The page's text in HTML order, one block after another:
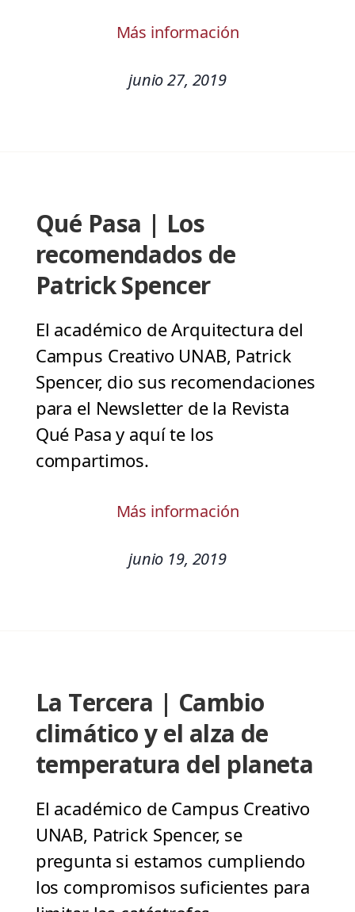
Más información
junio 27, 2019
Qué Pasa | Los
recomendados de
Patrick Spencer
El académico de Arquitectura del
Campus Creativo UNAB, Patrick
Spencer, dio sus recomendaciones
para el Newsletter de la Revista
Qué Pasa y aquí te los
compartimos.
Más información
junio 19, 2019
La Tercera | Cambio
climático y el alza de
temperatura del planeta
El académico de Campus Creativo
UNAB, Patrick Spencer, se
pregunta si estamos cumpliendo
los compromisos suficientes para